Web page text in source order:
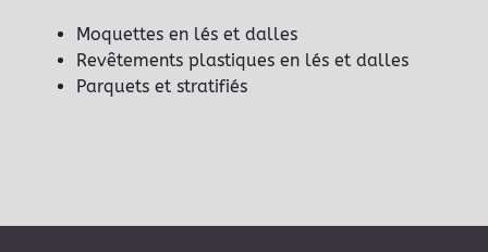
Moquettes en lés et dalles
Revêtements plastiques en lés et dalles
Parquets et stratifiés